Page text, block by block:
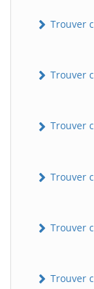
Trouver
Trouver
Trouver
Trouver
Trouver
Trouver